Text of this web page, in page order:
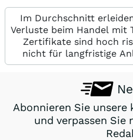
Im Durchschnitt
Verluste beim Handel
Zertifikate sind hoch
nicht für langfristige
Abonnieren Sie
und verpassen Sie